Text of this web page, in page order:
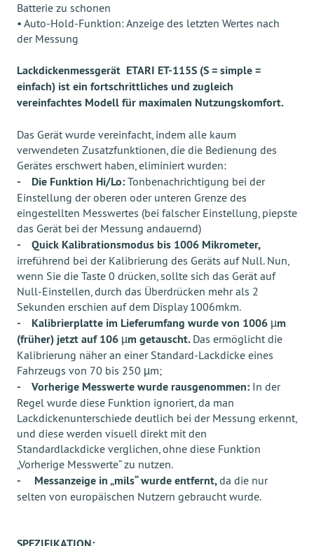
Batterie zu schonen
• Auto-Hold-Funktion: Anzeige des letzten Wertes nach
der Messung
Lackdickenmessgerät ETARI ET-115S (S = simple =
einfach) ist ein fortschrittliches und zugleich
vereinfachtes Modell für maximalen Nutzungskomfort.
Das Gerät wurde vereinfacht, indem alle kaum
verwendeten Zusatzfunktionen, die die Bedienung des
Gerätes erschwert haben, eliminiert wurden:
- Die Funktion Hi/Lo: Tonbenachrichtigung bei der
Einstellung der oberen oder unteren Grenze des
eingestellten Messwertes (bei falscher Einstellung, piepste
das Gerät bei der Messung andauernd)
- Quick Kalibrationsmodus bis 1006 Mikrometer,
irreführend bei der Kalibrierung des Geräts auf Null. Nun,
wenn Sie die Taste 0 drücken, sollte sich das Gerät auf
Null-Einstellen, durch das Überdrücken mehr als 2
Sekunden erschien auf dem Display 1006mkm.
- Kalibrierplatte im Lieferumfang wurde von 1006 µm
(früher) jetzt auf 106 µm getauscht. Das ermöglicht die
Kalibrierung näher an einer Standard-Lackdicke eines
Fahrzeugs von 70 bis 250 µm;
- Vorherige Messwertewurde rausgenommen: In der
Regel wurde diese Funktion ignoriert, da man
Lackdickenunterschiede deutlich bei der Messung erkennt,
und diese werden visuell direkt mit den
Standardlackdicke verglichen, ohne diese Funktion
„Vorherige Messwerte“ zu nutzen.
- Messanzeige in „mils“wurde entfernt,da die nur
selten von europäischen Nutzern gebraucht wurde.